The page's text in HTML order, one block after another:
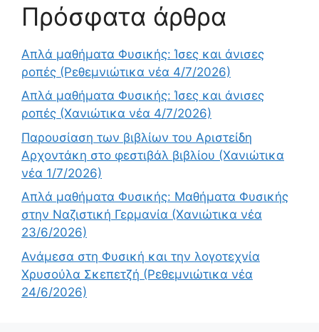
Πρόσφατα άρθρα
Απλά μαθήματα Φυσικής: Ίσες και άνισες
ροπές (Ρεθεμνιώτικα νέα 4/7/2026)
Απλά μαθήματα Φυσικής: Ίσες και άνισες
ροπές (Χανιώτικα νέα 4/7/2026)
Παρουσίαση των βιβλίων του Αριστείδη
Αρχοντάκη στο φεστιβάλ βιβλίου (Χανιώτικα
νέα 1/7/2026)
Απλά μαθήματα Φυσικής: Μαθήματα Φυσικής
στην Ναζιστική Γερμανία (Χανιώτικα νέα
23/6/2026)
Ανάμεσα στη Φυσική και την λογοτεχνία
Χρυσούλα Σκεπετζή (Ρεθεμνιώτικα νέα
24/6/2026)